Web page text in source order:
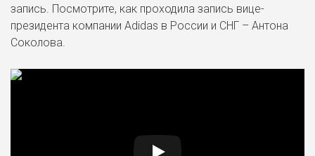
запись. Посмотрите, как проходила запись вице-
президента компании Adidas в России и СНГ – Антона
Соколова.